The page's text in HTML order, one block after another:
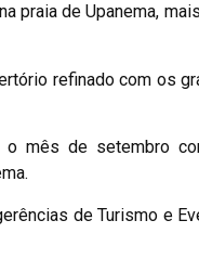
praia de Upanema,
refinado com os
mês de setembro
de Turismo e